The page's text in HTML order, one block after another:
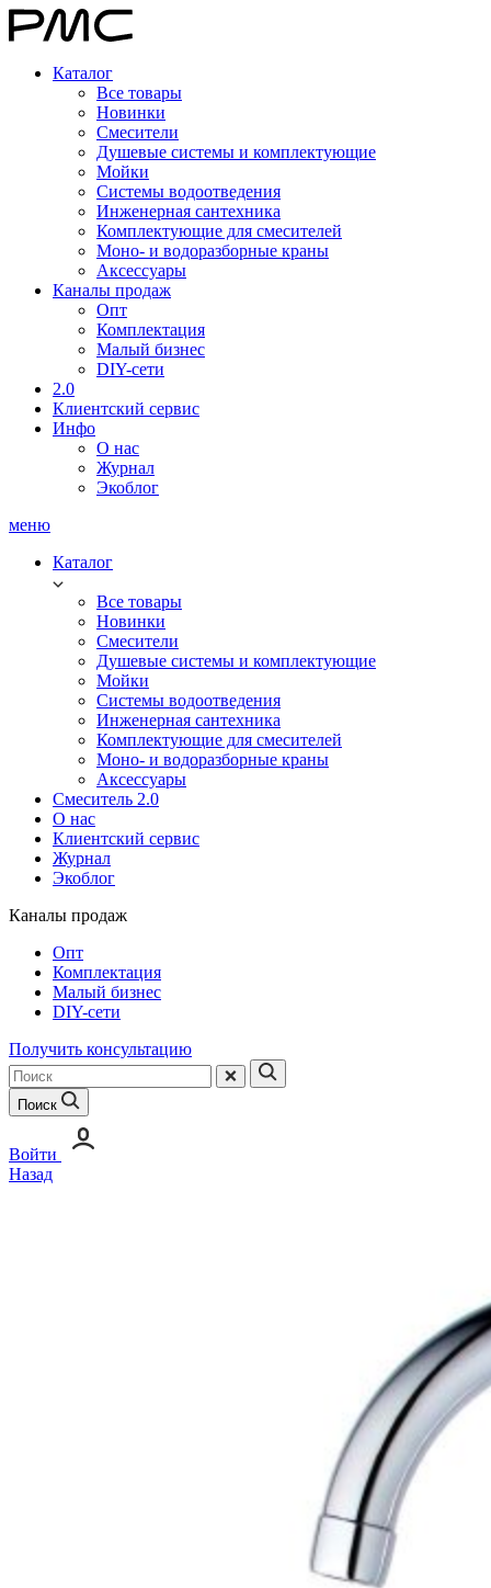
Каталог
Все товары
Новинки
Смесители
Душевые системы и комплектующие
Мойки
Системы водоотведения
Инженерная сантехника
Комплектующие для смесителей
Моно- и водоразборные краны
Аксессуары
Каналы продаж
Опт
Комплектация
Малый бизнес
DIY-сети
2.0
Клиентский сервис
Инфо
О нас
Журнал
Экоблог
меню
Каталог
Все товары
Новинки
Смесители
Душевые системы и комплектующие
Мойки
Системы водоотведения
Инженерная сантехника
Комплектующие для смесителей
Моно- и водоразборные краны
Аксессуары
Смеситель 2.0
О нас
Клиентский сервис
Журнал
Экоблог
Каналы продаж
Опт
Комплектация
Малый бизнес
DIY-сети
Получить консультацию
Поиск
Войти
Назад